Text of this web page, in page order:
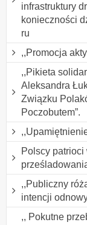
infrastruktury
konieczności
ru
,,Promocja
,,Pikieta
Aleksandra
Związku
Poczobutem”.
Polscy patrioci
,,Publiczny
intencji
,, Pokutne